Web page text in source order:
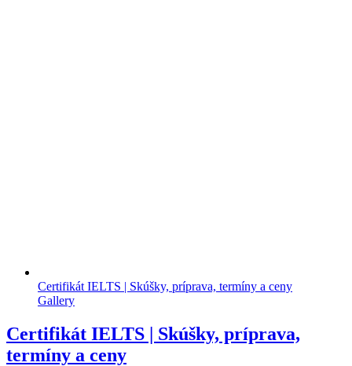
Certifikát IELTS | Skúšky, príprava, termíny a ceny
Gallery
Certifikát IELTS | Skúšky, príprava,
termíny a ceny